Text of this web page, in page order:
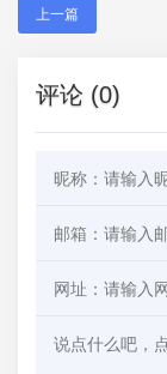
上一篇
评论 (0)